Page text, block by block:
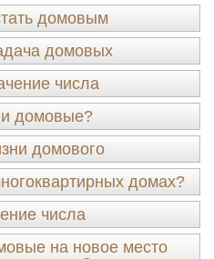
домовым
домовых
числа
домовые?
домового
домах?
числа
на новое место